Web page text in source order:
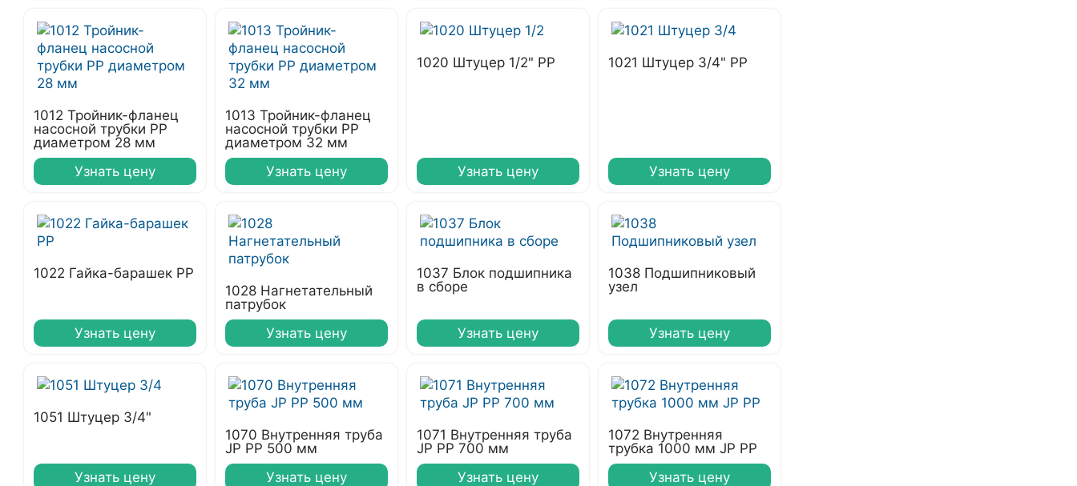
1012 Тройник-фланец
насосной трубки РР
диаметром 28 мм
Узнать цену
1013 Тройник-фланец
насосной трубки РР
диаметром 32 мм
Узнать цену
1020 Штуцер 1/2" PP
Узнать цену
1021 Штуцер 3/4" PP
Узнать цену
1022 Гайка-барашек PP
Узнать цену
1028 Нагнетательный
патрубок
Узнать цену
1037 Блок подшипника
в сборе
Узнать цену
1038 Подшипниковый
узел
Узнать цену
1051 Штуцер 3/4"
Узнать цену
1070 Внутренняя труба
JP PP 500 мм
Узнать цену
1071 Внутренняя труба
JP PP 700 мм
Узнать цену
1072 Внутренняя
трубка 1000 мм JP PP
Узнать цену